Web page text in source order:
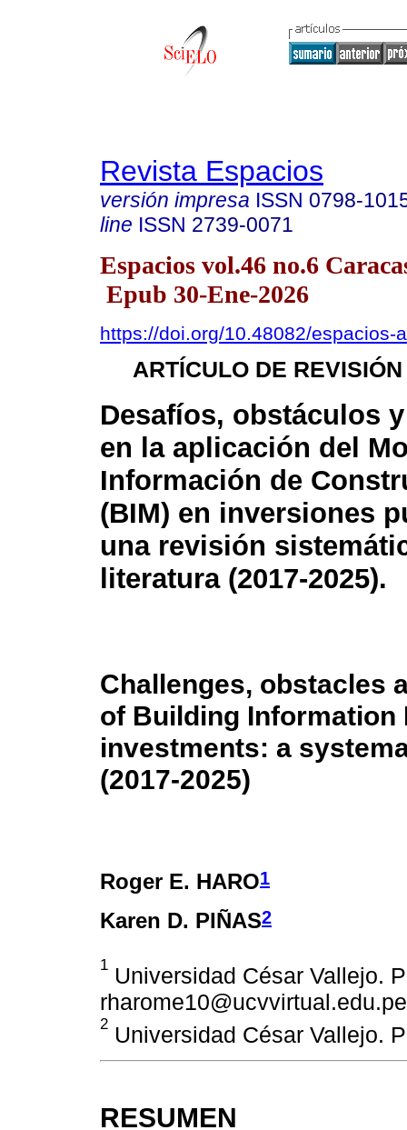
Revista Espacios
versión impresa ISSN 0798-
line ISSN 2739-0071
Espacios vol.46 no.6
Epub 30-Ene-2026
https://doi.org/10.48082/espacios-
ARTÍCULO DE
Desafíos, obstáculos
en la aplicación del
Información de
(BIM) en inversiones
una revisión
literatura (2017-2025).
Challenges, obstacles
of Building Information
investments: a
(2017-2025)
Roger E. HARO1
Karen D. PIÑAS2
1 Universidad César Vallejo.
rharome10@ucvvirtual.edu.pe
2 Universidad César Vallejo.
RESUMEN